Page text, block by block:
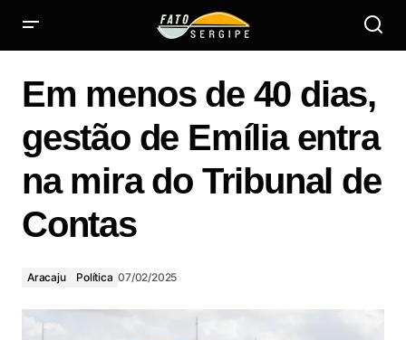
Em menos de 40 dias,
gestão de Emília entra
na mira do Tribunal de
Contas
Aracaju Política 07/02/2025